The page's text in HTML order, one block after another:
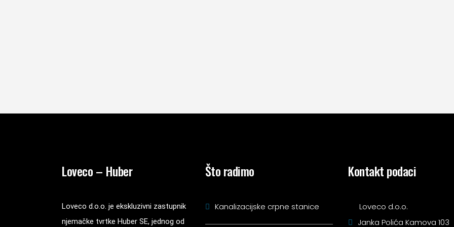
Loveco – Huber
Loveco d.o.o. je ekskluzivni zastupnik
njemačke tvrtke Huber SE, jednog od
Što radimo
Kanalizacijske crpne stanice
Kontakt podaci
Loveco d.o.o.
Janka Polića Kamova 103